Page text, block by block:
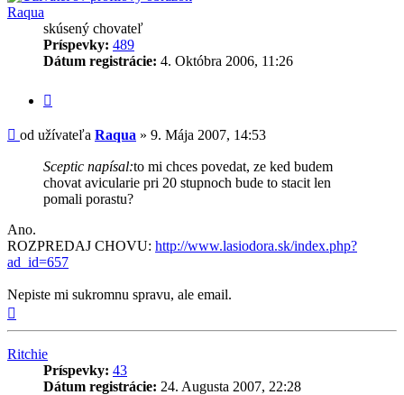
Raqua
skúsený chovateľ
Príspevky: 489
Dátum registrácie: 4. Októbra 2006, 11:26
Príspevok
od užívateľa Raqua » 9. Mája 2007, 14:53
Sceptic napísal:to mi chces povedat, ze ked budem
chovat avicularie pri 20 stupnoch bude to stacit len
pomali porastu?
Ano.
ROZPREDAJ CHOVU: http://www.lasiodora.sk/index.php?
ad_id=657
Nepiste mi sukromnu spravu, ale email.
Ritchie
Príspevky: 43
Dátum registrácie: 24. Augusta 2007, 22:28